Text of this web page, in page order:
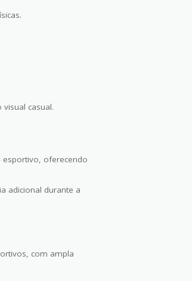
casual.
esportivo, oferecendo
adicional durante a
com ampla